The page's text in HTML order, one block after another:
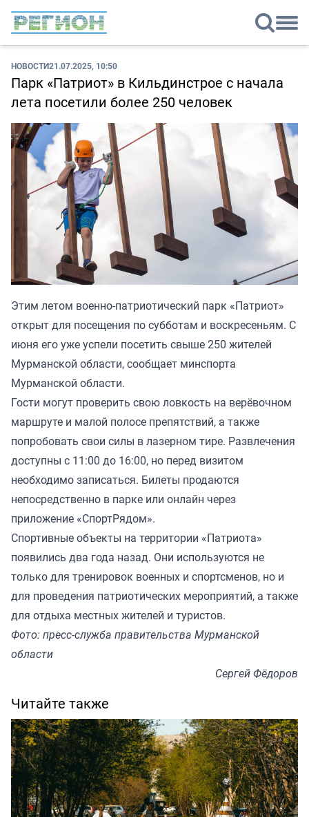
НОВОСТИ21.07.2025, 10:50
Парк «Патриот» в Кильдинстрое с начала
лета посетили более 250 человек
Этим летом военно-патриотический парк «Патриот»
открыт для посещения по субботам и воскресеньям. С
июня его уже успели посетить свыше 250 жителей
Мурманской области, сообщает минспорта
Мурманской области.
Гости могут проверить свою ловкость на верёвочном
маршруте и малой полосе препятствий, а также
попробовать свои силы в лазерном тире. Развлечения
доступны с 11:00 до 16:00, но перед визитом
необходимо записаться. Билеты продаются
непосредственно в парке или онлайн через
приложение «СпортРядом».
Спортивные объекты на территории «Патриота»
появились два года назад. Они используются не
только для тренировок военных и спортсменов, но и
для проведения патриотических мероприятий, а также
для отдыха местных жителей и туристов.
Фото: пресс-служба правительства Мурманской
области
Сергей Фёдоров
Читайте также